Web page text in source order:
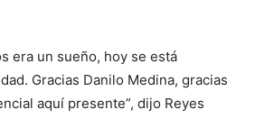
era un sueño, hoy se está
Gracias Danilo Medina, gracias
aquí presente”, dijo Reyes